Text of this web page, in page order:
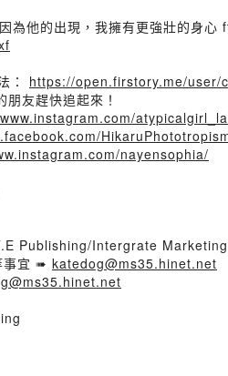
他的出現，我擁有更強壯的身心
： https://open.firstory.me/user/
友趕快追起來！
nayensophia/
Publishing/Intergrate Marketing
事宜 ➠ katedog@ms35.hinet.net